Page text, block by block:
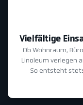
Vielfältige
Ob Wohnraum,
Linoleum verlegen
So entsteht